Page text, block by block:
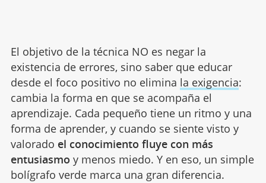
El objetivo de la técnica NO es negar la
existencia de errores, sino saber que educar
desde el foco positivo no elimina la exigencia:
cambia la forma en que se acompaña el
aprendizaje. Cada pequeño tiene un ritmo y una
forma de aprender, y cuando se siente visto y
valorado el conocimiento fluye con más
entusiasmo y menos miedo. Y en eso, un simple
bolígrafo verde marca una gran diferencia.